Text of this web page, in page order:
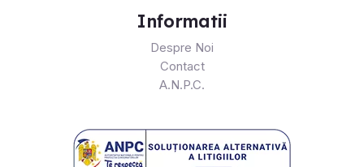
Informatii
Despre Noi
Contact
A.N.P.C.